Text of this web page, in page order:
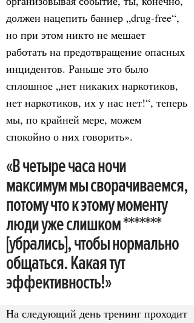
должен нацепить баннер „drug-free“,
но при этом никто не мешает
работать на предотвращение опасных
инцидентов. Раньше это было
сплошное „нет никаких наркотиков,
нет наркотиков, их у нас нет!“, теперь
мы, по крайней мере, можем
спокойно о них говорить».
«В четыре часа ночи
максимум мы сворачиваемся,
потому что к этому моменту
люди уже слишком *******
[убрались], чтобы нормально
общаться. Какая тут
эффективность!»
На следующий день тренинг проходит